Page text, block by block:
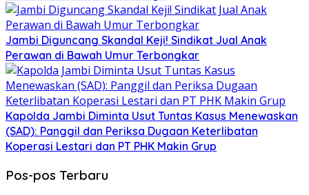
Jambi Diguncang Skandal Keji! Sindikat Jual Anak
Perawan di Bawah Umur Terbongkar
Kapolda Jambi Diminta Usut Tuntas Kasus Menewaskan
(SAD): Panggil dan Periksa Dugaan Keterlibatan
Koperasi Lestari dan PT PHK Makin Grup
Pos-pos Terbaru